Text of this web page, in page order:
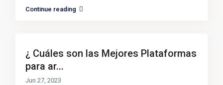
Continue reading
¿ Cuáles son las Mejores Plataformas
para ar...
Jun 27, 2023